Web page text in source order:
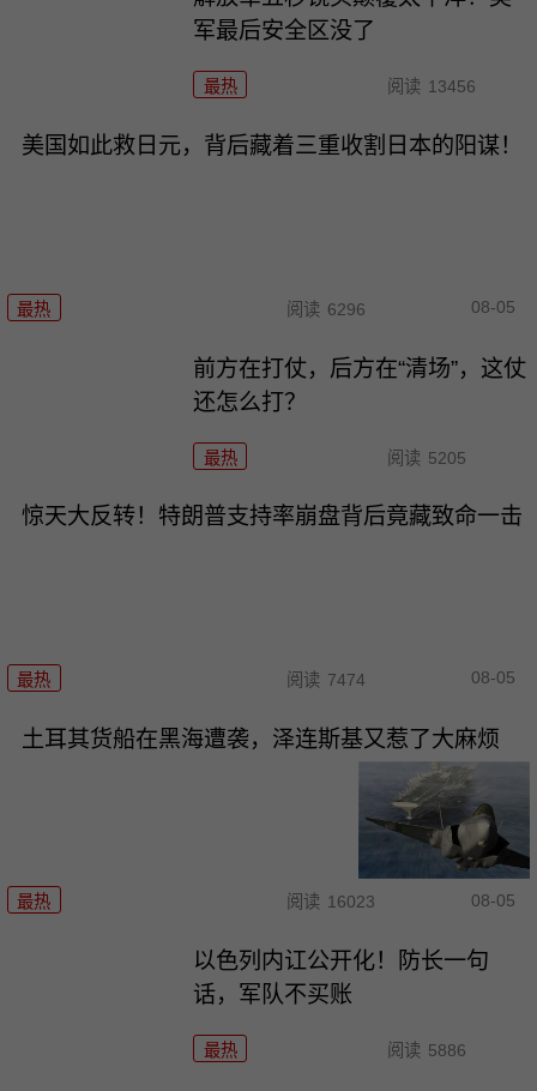
军最后安全区没了
最热 阅读 13456
美国如此救日元，背后藏着三重收割日本的阳谋！
最热 阅读 6296 08-05
前方在打仗，后方在“清场”，这仗
还怎么打？
最热 阅读 5205
惊天大反转！特朗普支持率崩盘背后竟藏致命一击
最热 阅读 7474 08-05
土耳其货船在黑海遭袭，泽连斯基又惹了大麻烦
最热 阅读 16023 08-05
以色列内讧公开化！防长一句
话，军队不买账
最热 阅读 5886